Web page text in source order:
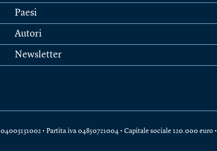
Paesi
Autori
Newsletter
• Partita iva 04850721004 • Capitale sociale 120.000 euro •